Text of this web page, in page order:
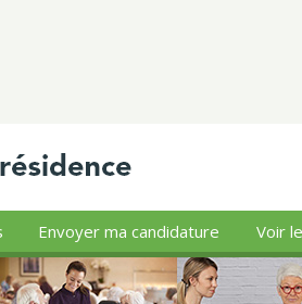
Envoyer ma candidature Voir